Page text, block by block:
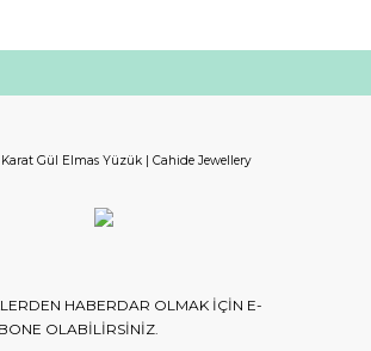
HABERDAR OLMAK IÇIN E-
OLABILIRSINIZ.